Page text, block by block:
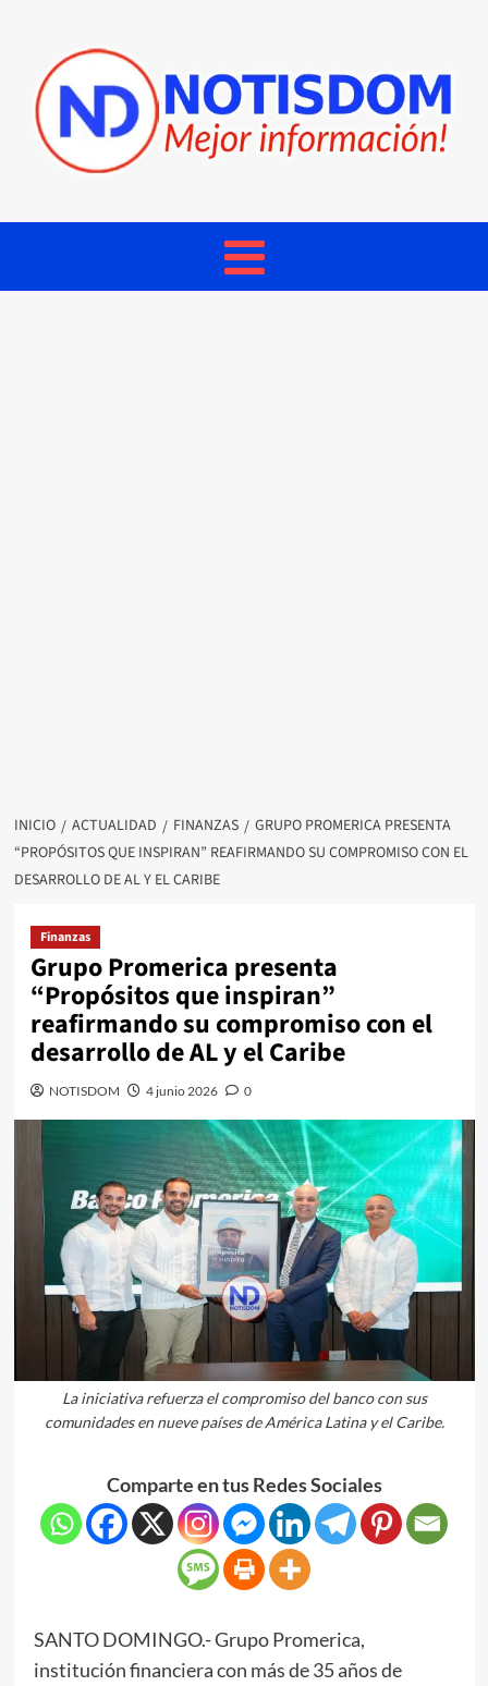
INICIO ACTUALIDAD FINANZAS
GRUPO PROMERICA PRESENTA
“PROPÓSITOS QUE INSPIRAN” REAFIRMANDO SU COMPROMISO CON EL
DESARROLLO DE AL Y EL CARIBE
Finanzas
Grupo Promerica presenta
“Propósitos que inspiran”
reafirmando su compromiso con el
desarrollo de AL y el Caribe
NOTISDOM 4 junio 2026 0
La iniciativa refuerza el compromiso del banco con sus
comunidades en nueve países de América Latina y el Caribe.
Comparte en tus Redes Sociales
SANTO DOMINGO.- Grupo Promerica,
institución financiera con más de 35 años de